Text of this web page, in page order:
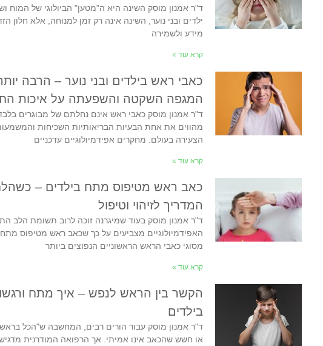
ד"ר אמנון מוסק השינה היא ה"מטען" הביולוגי של המוח
ילדים ובני נוער, השינה אינה רק זמן למנוחה, אלא חלון
מידע ולשמירה
קרא עוד »
כאבי ראש בילדים ובני נוער – הרבה
המגפה השקטה והשפעתה על איכות
ד"ר אמנון מוסק כאבי ראש אינם נחלתם של מבוגרים
מהווים את אחת הבעיות הבריאותיות השכיחות
הצעירה בעולם. מחקרים אפידמיולוגיים עדכניים
קרא עוד »
כאב ראש מטיפוס מתח בילדים –
המדריך לזיהוי וטיפול
ד"ר אמנון מוסק בעוד שמיגרנה זוכה לרוב תשומת הלב
האפידמיולוגיים מצביעים על כך שכאב ראש מטיפוס
מסוגי כאבי הראש הראשוניים הנפוצים ביותר
קרא עוד »
הקשר בין הראש לנפש – איך מתח
בילדים
ד"ר אמנון מוסק עבור הורים רבים, המחשבה ש"הכל
או חשש שהכאב אינו אמיתי. אך הרפואה המודרנית